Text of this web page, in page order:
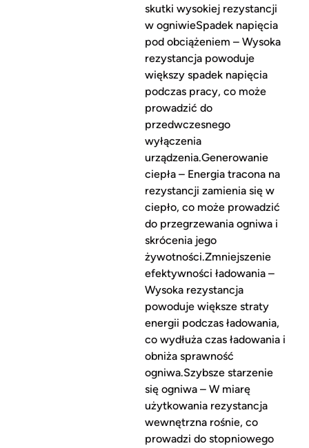
skutki wysokiej rezystancji
w ogniwieSpadek napięcia
pod obciążeniem – Wysoka
rezystancja powoduje
większy spadek napięcia
podczas pracy, co może
prowadzić do
przedwczesnego
wyłączenia
urządzenia.Generowanie
ciepła – Energia tracona na
rezystancji zamienia się w
ciepło, co może prowadzić
do przegrzewania ogniwa i
skrócenia jego
żywotności.Zmniejszenie
efektywności ładowania –
Wysoka rezystancja
powoduje większe straty
energii podczas ładowania,
co wydłuża czas ładowania i
obniża sprawność
ogniwa.Szybsze starzenie
się ogniwa – W miarę
użytkowania rezystancja
wewnętrzna rośnie, co
prowadzi do stopniowego